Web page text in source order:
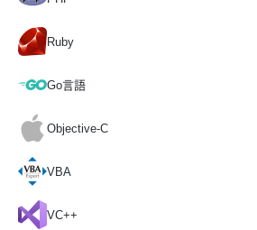
Ruby
Go言語
Objective-C
VBA
VC++